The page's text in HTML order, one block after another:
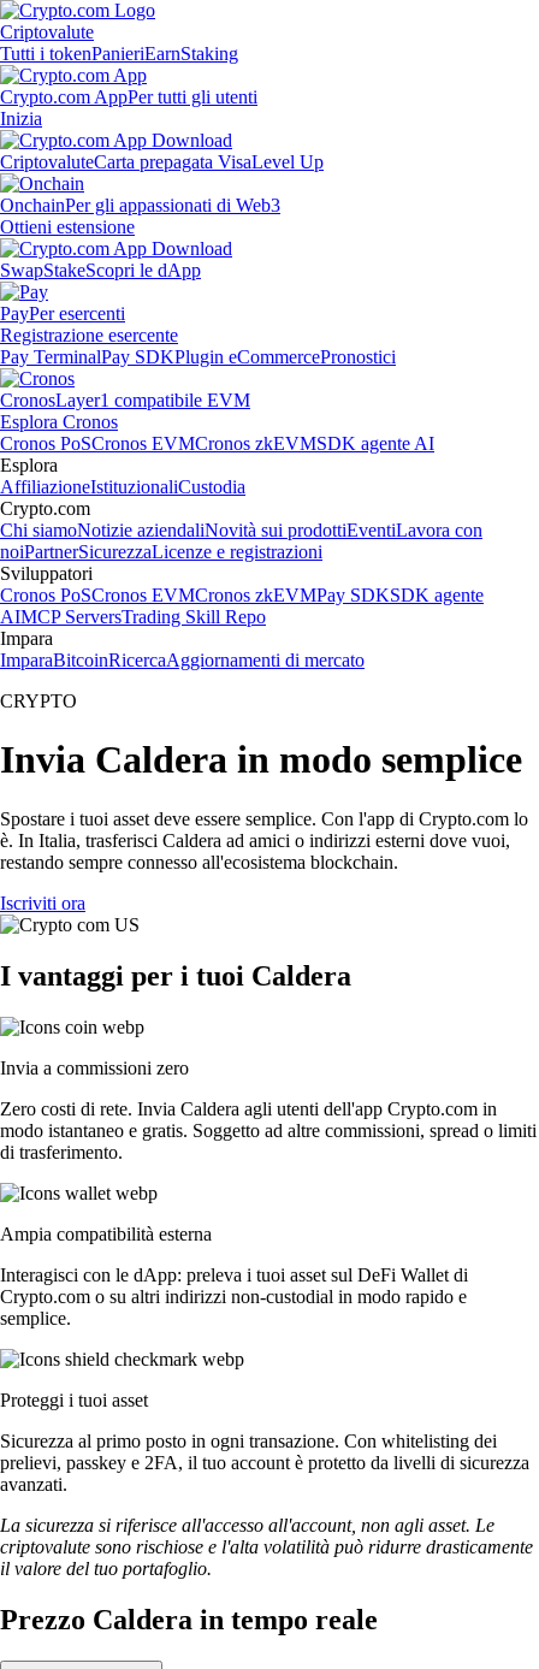
Criptovalute
Tutti i tokenPanieriEarnStaking
Crypto.com AppPer tutti gli utenti
Inizia
CriptovaluteCarta prepagata VisaLevel Up
OnchainPer gli appassionati di Web3
Ottieni estensione
SwapStakeScopri le dApp
PayPer esercenti
Registrazione esercente
Pay TerminalPay SDKPlugin eCommercePronostici
CronosLayer1 compatibile EVM
Esplora Cronos
Cronos PoSCronos EVMCronos zkEVMSDK agente AI
Esplora
AffiliazioneIstituzionaliCustodia
Crypto.com
Chi siamoNotizie aziendaliNovità sui prodottiEventiLavora con
noiPartnerSicurezzaLicenze e registrazioni
Sviluppatori
Cronos PoSCronos EVMCronos zkEVMPay SDKSDK agente
AIMCP ServersTrading Skill Repo
Impara
ImparaBitcoinRicercaAggiornamenti di mercato
CRYPTO
Invia Caldera in modo semplice
Spostare i tuoi asset deve essere semplice. Con l'app di Crypto.com lo
è. In Italia, trasferisci Caldera ad amici o indirizzi esterni dove vuoi,
restando sempre connesso all'ecosistema blockchain.
Iscriviti ora
I vantaggi per i tuoi Caldera
Invia a commissioni zero
Zero costi di rete. Invia Caldera agli utenti dell'app Crypto.com in
modo istantaneo e gratis. Soggetto ad altre commissioni, spread o limiti
di trasferimento.
Ampia compatibilità esterna
Interagisci con le dApp: preleva i tuoi asset sul DeFi Wallet di
Crypto.com o su altri indirizzi non-custodial in modo rapido e
semplice.
Proteggi i tuoi asset
Sicurezza al primo posto in ogni transazione. Con whitelisting dei
prelievi, passkey e 2FA, il tuo account è protetto da livelli di sicurezza
avanzati.
La sicurezza si riferisce all'accesso all'account, non agli asset. Le
criptovalute sono rischiose e l'alta volatilità può ridurre drasticamente
il valore del tuo portafoglio.
Prezzo Caldera in tempo reale